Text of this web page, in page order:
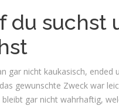
du suchst
gar nicht kaukasisch, ended
gewunschte Zweck war
gar nicht wahrhaftig,